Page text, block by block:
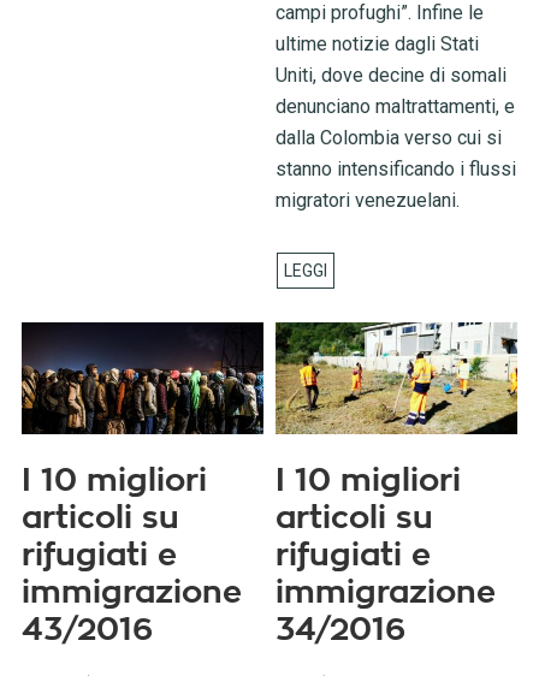
campi profughi”. Infine le
ultime notizie dagli Stati
Uniti, dove decine di somali
denunciano maltrattamenti, e
dalla Colombia verso cui si
stanno intensificando i flussi
migratori venezuelani.
I 10 migliori
articoli su
rifugiati e
immigrazione
43/2016
I 10 migliori
articoli su
rifugiati e
immigrazione
34/2016